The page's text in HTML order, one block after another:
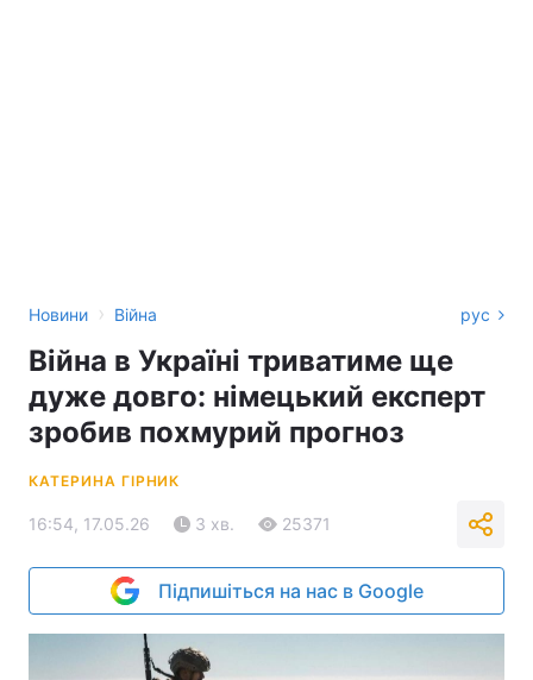
Новини › Війна рус
Війна в Україні триватиме ще
дуже довго: німецький експерт
зробив похмурий прогноз
КАТЕРИНА ГІРНИК
16:54, 17.05.26 3 хв. 25371
Підпишіться на нас в Google